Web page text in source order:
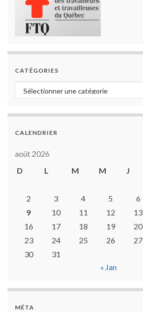
CATÉGORIES
Catégories
CALENDRIER
août 2026
D
L M M J
2
3 4 5 6
9
10 11 12 13
16
17 18 19 20
23
24 25 26 27
30
31
« Jan
MÉTA